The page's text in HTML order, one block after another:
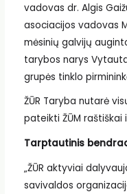
vadovas dr. Algis
asociacijos vadovas
mėsinių galvijų
tarybos narys
grupės tinklo
ŽŪR Taryba nutarė
pateikti ŽŪM raštiškai
Tarptautinis
„ŽŪR aktyviai
savivaldos